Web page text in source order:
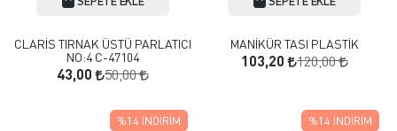
CLARİS TIRNAK ÜSTÜ PARLATICI
NO:4 C-47104
43,00 50,00
MANİKÜR TASI PLASTİK
103,20 120,00
%14 İNDIRIM %14 İNDIRIM